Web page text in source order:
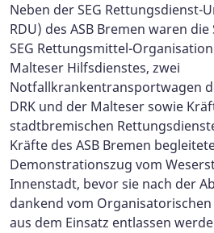
Neben der SEG Rettungsdienst-
RDU) des ASB Bremen waren die
SEG Rettungsmittel-Organisation
Malteser Hilfsdienstes, zwei
Notfallkrankentransportwagen
DRK und der Malteser sowie
stadtbremischen
Kräfte des ASB Bremen
Demonstrationszug vom
Innenstadt, bevor sie nach der
dankend vom
aus dem Einsatz entlassen